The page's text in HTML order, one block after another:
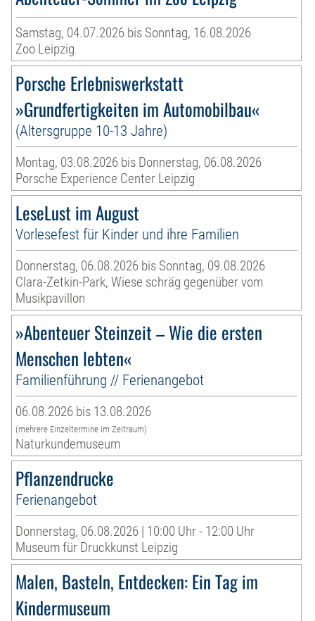
Samstag, 04.07.2026 bis Sonntag, 16.08.2026
Zoo Leipzig
Porsche Erlebniswerkstatt
»Grundfertigkeiten im Automobilbau«
(Altersgruppe 10-13 Jahre)
Montag, 03.08.2026 bis Donnerstag, 06.08.2026
Porsche Experience Center Leipzig
LeseLust im August
Vorlesefest für Kinder und ihre Familien
Donnerstag, 06.08.2026 bis Sonntag, 09.08.2026
Clara-Zetkin-Park, Wiese schräg gegenüber vom
Musikpavillon
»Abenteuer Steinzeit – Wie die ersten
Menschen lebten«
Familienführung // Ferienangebot
06.08.2026 bis 13.08.2026
(mehrere Einzeltermine im Zeitraum)
Naturkundemuseum
Pflanzendrucke
Ferienangebot
Donnerstag, 06.08.2026 | 10:00 Uhr - 12:00 Uhr
Museum für Druckkunst Leipzig
Malen, Basteln, Entdecken: Ein Tag im
Kindermuseum